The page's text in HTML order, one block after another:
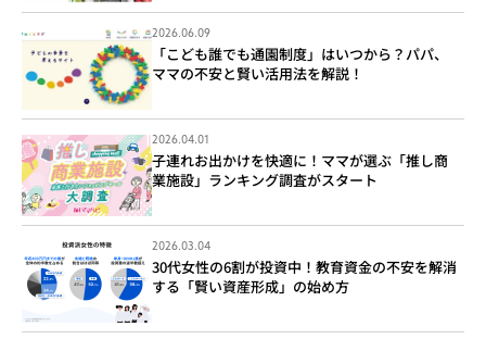
2026.06.09
「こども誰でも通園制度」はいつから？パパ、
ママの不安と賢い活用法を解説！
2026.04.01
子連れお出かけを快適に！ママが選ぶ「推し商
業施設」ランキング調査がスタート
2026.03.04
30代女性の6割が投資中！教育資金の不安を解消
する「賢い資産形成」の始め方